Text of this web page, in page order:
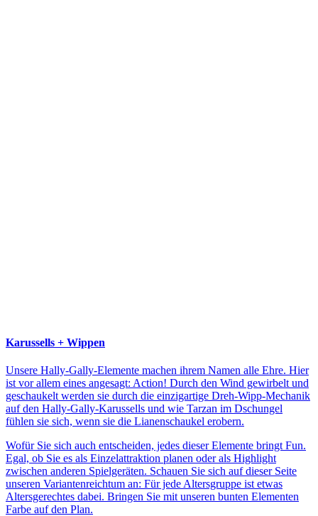
Karussells + Wippen
Unsere Hally-Gally-Elemente machen ihrem Namen alle Ehre. Hier
ist vor allem eines angesagt: Action! Durch den Wind gewirbelt und
geschaukelt werden sie durch die einzigartige Dreh-Wipp-Mechanik
auf den Hally-Gally-Karussells und wie Tarzan im Dschungel
fühlen sie sich, wenn sie die Lianenschaukel erobern.
Wofür Sie sich auch entscheiden, jedes dieser Elemente bringt Fun.
Egal, ob Sie es als Einzelattraktion planen oder als Highlight
zwischen anderen Spielgeräten. Schauen Sie sich auf dieser Seite
unseren Variantenreichtum an: Für jede Altersgruppe ist etwas
Altersgerechtes dabei. Bringen Sie mit unseren bunten Elementen
Farbe auf den Plan.